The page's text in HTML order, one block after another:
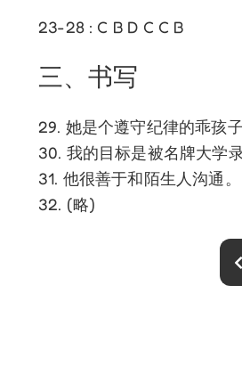
23-28 : C B D C C B
三、书写
29. 她是个遵守纪律的乖孩子
30. 我的目标是被名牌大学
31. 他很善于和陌生人沟通。
32. (略)